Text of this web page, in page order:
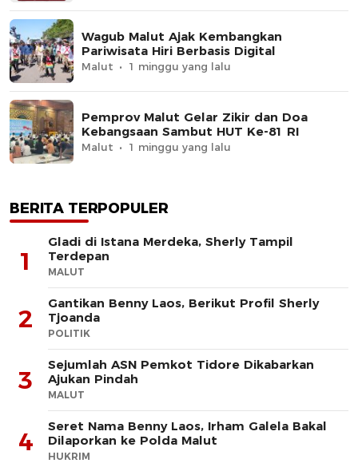
Wagub Malut Ajak Kembangkan
Pariwisata Hiri Berbasis Digital
Malut 1 minggu yang lalu
Pemprov Malut Gelar Zikir dan Doa
Kebangsaan Sambut HUT Ke-81 RI
Malut 1 minggu yang lalu
BERITA TERPOPULER
1
Gladi di Istana Merdeka, Sherly Tampil
Terdepan
MALUT
2
Gantikan Benny Laos, Berikut Profil Sherly
Tjoanda
POLITIK
3
Sejumlah ASN Pemkot Tidore Dikabarkan
Ajukan Pindah
MALUT
4
Seret Nama Benny Laos, Irham Galela Bakal
Dilaporkan ke Polda Malut
HUKRIM